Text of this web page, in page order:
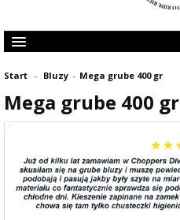
KOLEKCJA DAMSKA
GRUBE I CIEPŁE BLUZY 400G
OPINIE KLIENTÓW
Start - Bluzy - Mega grube 400 gr
Mega grube 400 gr